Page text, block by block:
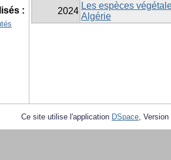
:
2024
Les espèces
Algérie
Ce site utilise l'application DSpace,